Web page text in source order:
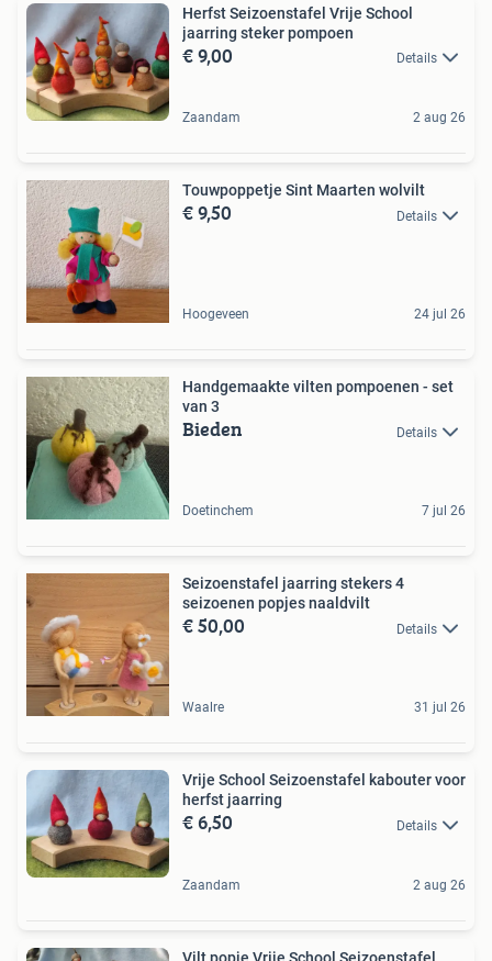
Herfst Seizoenstafel Vrije School
jaarring steker pompoen
€ 9,00 Details
Zaandam 2 aug 26
Touwpoppetje Sint Maarten wolvilt
€ 9,50 Details
Hoogeveen 24 jul 26
Handgemaakte vilten pompoenen - set
van 3
Bieden Details
Doetinchem 7 jul 26
Seizoenstafel jaarring stekers 4
seizoenen popjes naaldvilt
€ 50,00 Details
Waalre 31 jul 26
Vrije School Seizoenstafel kabouter voor
herfst jaarring
€ 6,50 Details
Zaandam 2 aug 26
Vilt popje Vrije School Seizoenstafel